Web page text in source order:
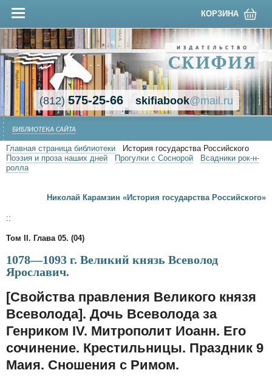
КОРЗИНА
(812)575-25-66 skifiabook@mail.ru
БИБЛИОТЕКА САЙТА
Главная страница библиотеки
История государства Российского
Поэзия и проза наших дней
Прогулки с Соснорой
Всадники рок-н-
ролла
Николай Карамзин «История государства Российского»
::
Том II. Глава 05. (04)
1078—1093 г. Великий князь Всеволод
Ярославич.
[Свойства правления Великого князя
Всеволода]. Дочь Всеволода за
Генриком IV. Митрополит Иоанн. Его
сочинение. Крестильницы. Праздник 9
Маия. Сношения с Римом.